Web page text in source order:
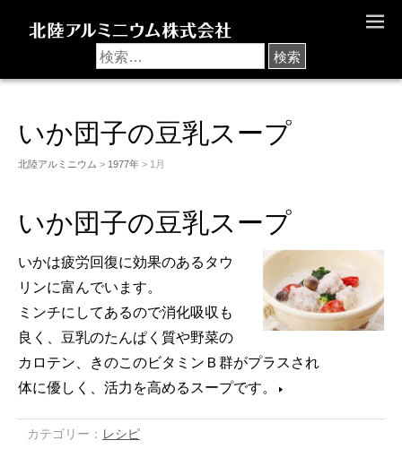
U
いか団子の豆乳スープ
北陸アルミニウム > 1977年 > 1月
いか団子の豆乳スープ
いかは疲労回復に効果のあるタウ
リンに富んでいます。
ミンチにしてあるので消化吸収も
良く、豆乳のたんぱく質や野菜の
カロテン、きのこのビタミンＢ群がプラスされ
体に優しく、活力を高めるスープです。
カテゴリー： レシピ